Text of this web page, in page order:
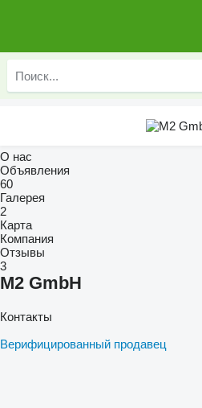
О нас
Объявления
60
Галерея
2
Карта
Компания
Отзывы
3
M2 GmbH
Контакты
Верифицированный продавец